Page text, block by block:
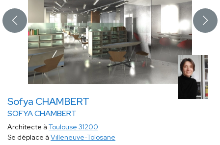
Sofya CHAMBERT
SOFYA CHAMBERT
Architecte à Toulouse 31200
Se déplace à Villeneuve-Tolosane